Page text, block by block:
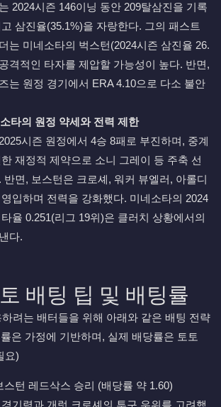
2024시즌 146이닝 동안 209탈삼진을 기록
삼진율(35.1%)을 자랑한다. 그의 패스트
는 미네소타의 벅스턴(2024시즌 삼진율 26.
격적인 타자를 제압할 가능성이 높다. 반면,
는 원정 경기에서 ERA 4.10으로 다소 불안
타의 원정 약세와 전력 제한
시즌 원정에서 4승 8패로 부진하며, 중계
재정적 제약으로 소니 그레이 등 주축 선
반면, 보스턴은 크로셰, 워커 뷰엘러, 아롤디
입하며 전력을 강화했다. 미네소타의 2024
율 0.251(리그 19위)은 클러치 상황에서의
다.
배팅 팁 및 배팅률
려는 배터들을 위해 아래와 같은 배팅 전략
은 가정에 기반하며, 실제 배당률은 토토
요)
스턴 레드삭스 승리 (배당률 약 1.60)
기력과 개럿 크로셰의 투구 우위를 고려했